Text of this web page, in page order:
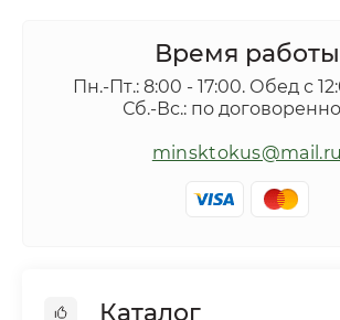
Время работы
Пн.-Пт.: 8:00 - 17:00. Обед с
Сб.-Вс.: по
minsktokus@mail.ru
Каталог